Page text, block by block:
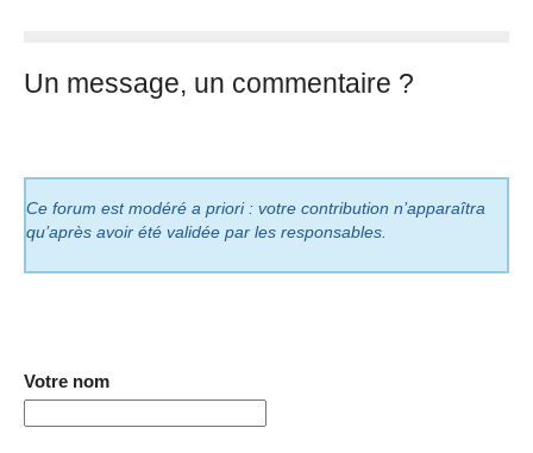
Un message, un commentaire ?
Ce forum est modéré a priori : votre contribution n’apparaîtra
qu’après avoir été validée par les responsables.
Votre nom